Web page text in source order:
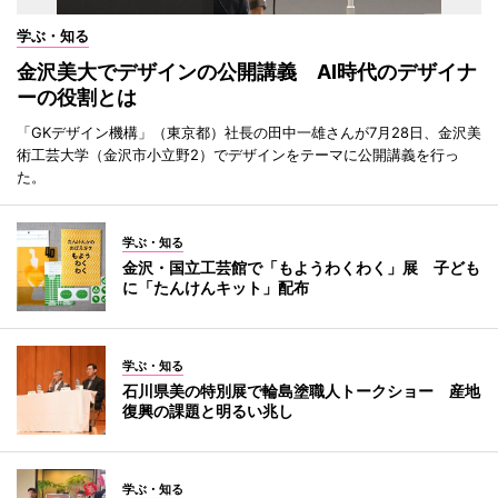
学ぶ・知る
金沢美大でデザインの公開講義 AI時代のデザイナ
ーの役割とは
「GKデザイン機構」（東京都）社長の田中一雄さんが7月28日、金沢美
術工芸大学（金沢市小立野2）でデザインをテーマに公開講義を行っ
た。
学ぶ・知る
金沢・国立工芸館で「もようわくわく」展 子ども
に「たんけんキット」配布
学ぶ・知る
石川県美の特別展で輪島塗職人トークショー 産地
復興の課題と明るい兆し
学ぶ・知る